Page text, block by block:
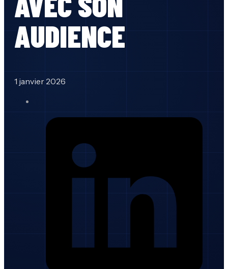
AUDIENCE
1 janvier 2026